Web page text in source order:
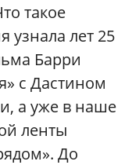
такое
узнала лет 25
Барри
с Дастином
а уже в наше
ленты
До